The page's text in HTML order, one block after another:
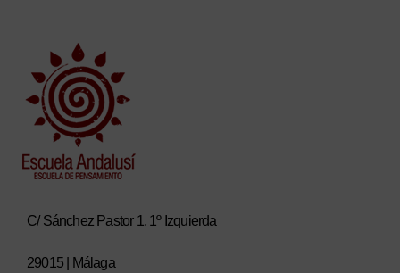
C/ Sánchez Pastor 1, 1º Izquierda
29015 | Málaga